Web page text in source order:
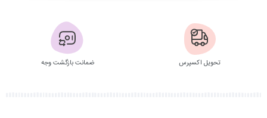
تحویل اکسپرس ضمانت بازگشت وجه